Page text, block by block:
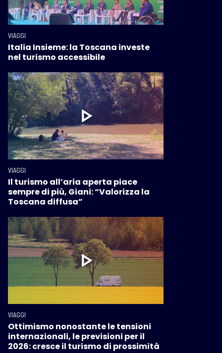
VIAGGI
Italia Insieme: la Toscana investe
nel turismo accessibile
VIAGGI
Il turismo all’aria aperta piace
sempre di più, Giani: “Valorizza la
Toscana diffusa”
VIAGGI
Ottimismo nonostante le tensioni
internazionali, le previsioni per il
2026: cresce il turismo di prossimità